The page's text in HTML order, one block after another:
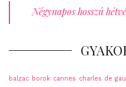
Négynapos hosszú
balzac borok cannes charles de